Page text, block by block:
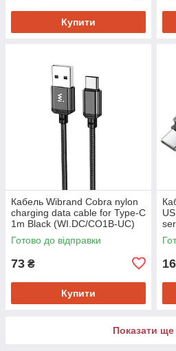
Купити
Кабель Wibrand Cobra nylon
charging data cable for Type-C
1m Black (WI.DC/CO1B-UC)
Готово до відправки
73 ₴
Купити
Показати ще